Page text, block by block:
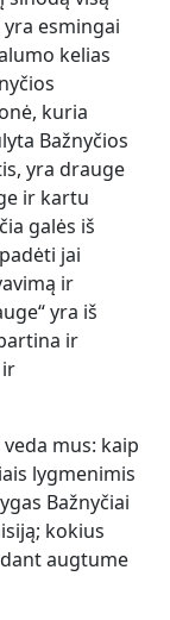
esmingai
kelias
kuria
Bažnyčios
yra drauge
ir kartu
galės iš
jai
ir
yra iš
ir
ir
mus: kaip
lygmenimis
Bažnyčiai
kokius
augtume